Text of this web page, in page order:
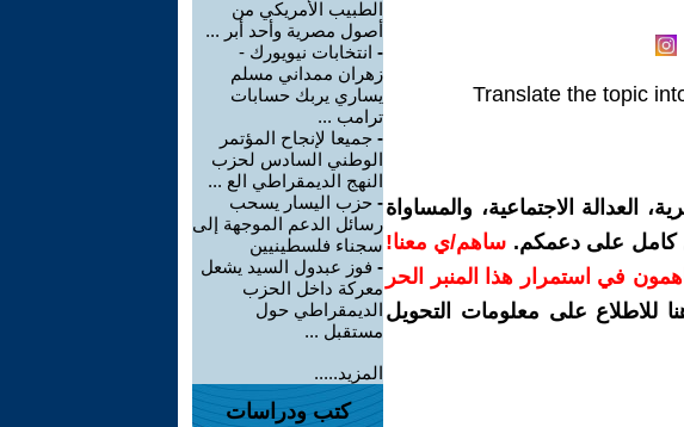
Translate the topic
الاجتماعية، والمساواة
كامل على دعمكم. ساهم/ي معنا!
تساهمون في استمرار هذا المنبر الحر
للاطلاع على معلومات التحويل
الطبيب الأمريكي من
أصول مصرية وأحد أبر ...
- انتخابات نيويورك -
زهران ممداني مسلم
يساري يربك حسابات
ترامب ...
- جميعا لإنجاح المؤتمر
الوطني السادس لحزب
النهج الديمقراطي الع ...
- حزب اليسار يسحب
رسائل الدعم الموجهة إلى
سجناء فلسطينيين
- فوز عبدول السيد يشعل
معركة داخل الحزب
الديمقراطي حول
مستقبل ...
المزيد.....
كتب ودراسات